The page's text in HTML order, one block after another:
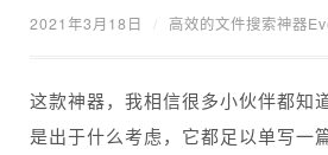
2021年3月18日 高效的文件搜索神器
这款神器，我相信很多小伙伴都知
是出于什么考虑，它都足以单写一